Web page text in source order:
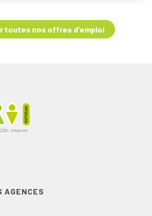
toutes nos offres d'emploi
AGENCES